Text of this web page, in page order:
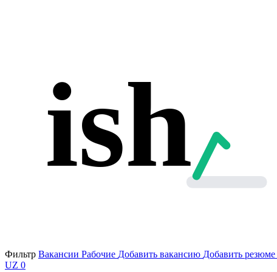
ish
Фильтр Вакансии Рабочие Добавить вакансию Добавить резюме
UZ 0